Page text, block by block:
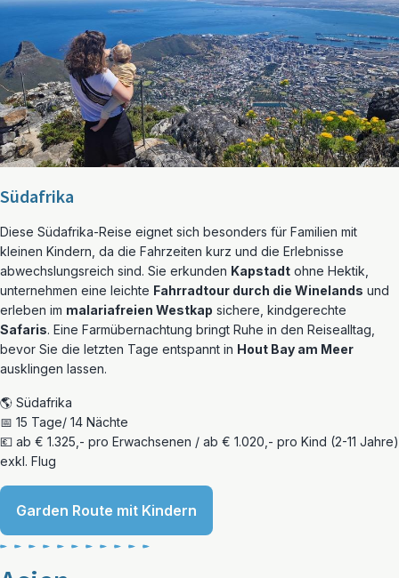
Südafrika
Diese Südafrika-Reise eignet sich besonders für Familien mit
kleinen Kindern, da die Fahrzeiten kurz und die Erlebnisse
abwechslungsreich sind. Sie erkunden Kapstadt ohne Hektik,
unternehmen eine leichte Fahrradtour durch die Winelands und
erleben im malariafreien Westkap sichere, kindgerechte
Safaris. Eine Farmübernachtung bringt Ruhe in den Reisealltag,
bevor Sie die letzten Tage entspannt in Hout Bay am Meer
ausklingen lassen.
🌎 Südafrika
📅 15 Tage/ 14 Nächte
💶 ab € 1.325,- pro Erwachsenen / ab € 1.020,- pro Kind (2-11 Jahre)
exkl. Flug
Garden Route mit Kindern